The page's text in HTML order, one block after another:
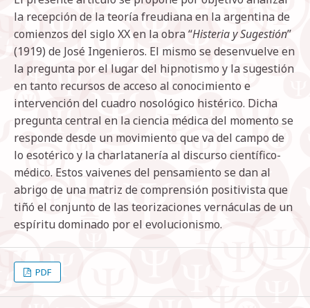
la recepción de la teoría freudiana en la argentina de
comienzos del siglo XX en la obra “Histeria y Sugestión”
(1919) de José Ingenieros. El mismo se desenvuelve en
la pregunta por el lugar del hipnotismo y la sugestión
en tanto recursos de acceso al conocimiento e
intervención del cuadro nosológico histérico. Dicha
pregunta central en la ciencia médica del momento se
responde desde un movimiento que va del campo de
lo esotérico y la charlatanería al discurso científico-
médico. Estos vaivenes del pensamiento se dan al
abrigo de una matriz de comprensión positivista que
tiñó el conjunto de las teorizaciones vernáculas de un
espíritu dominado por el evolucionismo.
PDF